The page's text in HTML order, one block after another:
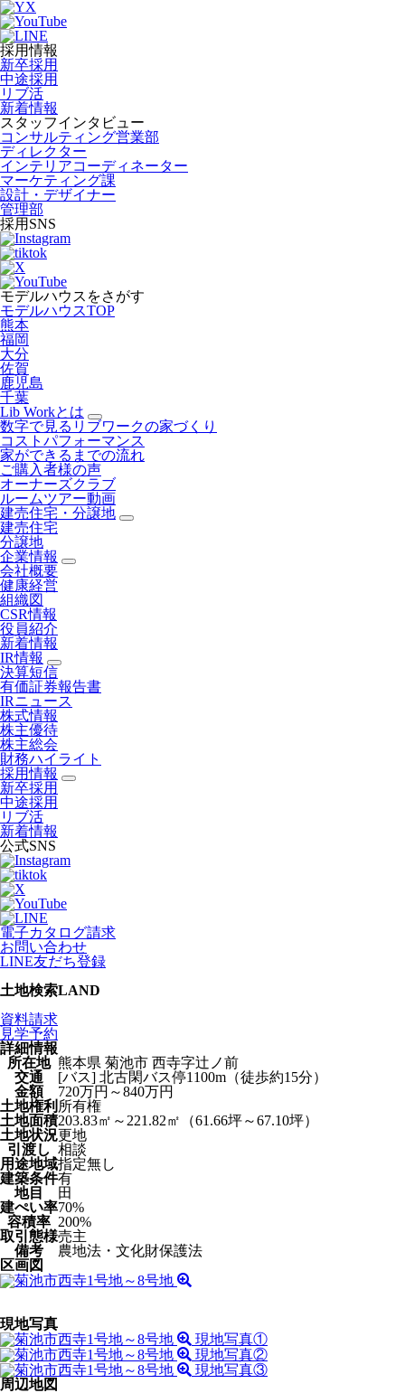
採用情報
新卒採用
中途採用
リブ活
新着情報
スタッフインタビュー
コンサルティング営業部
ディレクター
インテリアコーディネーター
マーケティング課
設計・デザイナー
管理部
採用SNS
モデルハウスをさがす
モデルハウスTOP
熊本
福岡
大分
佐賀
鹿児島
千葉
Lib Workとは
数字で見るリブワークの家づくり
コストパフォーマンス
家ができるまでの流れ
ご購入者様の声
オーナーズクラブ
ルームツアー動画
建売住宅・分譲地
建売住宅
分譲地
企業情報
会社概要
健康経営
組織図
CSR情報
役員紹介
新着情報
IR情報
決算短信
有価証券報告書
IRニュース
株式情報
株主優待
株主総会
財務ハイライト
採用情報
新卒採用
中途採用
リブ活
新着情報
公式SNS
電子カタログ請求
お問い合わせ
LINE友だち登録
土地検索LAND
資料請求
見学予約
詳細情報
所在地 熊本県 菊池市 西寺字辻󠄀ノ前
交通
[バス] 北古閑バス停1100m（徒歩約15分）
金額
720万円～840万円
土地権利 所有権
土地面積203.83㎡～221.82㎡（61.66坪～67.10坪）
土地状況更地
引渡し 相談
用途地域指定無し
建築条件有
地目
田
建ぺい率70%
容積率 200%
取引態様売主
備考
農地法・文化財保護法
区画図
現地写真
現地写真①
現地写真②
現地写真③
周辺地図